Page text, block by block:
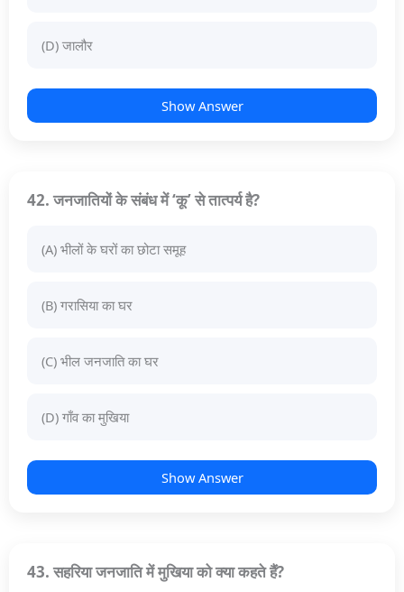
(D) जालौर
Show Answer
42. जनजातियों के संबंध में ‘कू’ से तात्पर्य है?
(A) भीलों के घरों का छोटा समूह
(B) गरासिया का घर
(C) भील जनजाति का घर
(D) गाँव का मुखिया
Show Answer
43. सहरिया जनजाति में मुखिया को क्या कहते हैं?